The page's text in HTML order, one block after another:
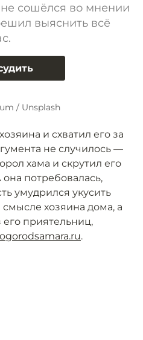
сошёлся во мнении
выяснить всё
/ Unsplash
и схватил его за
не случилось —
хама и скрутил его
потребовалась,
умудрился укусить
хозяина дома, а
приятельниц,
.